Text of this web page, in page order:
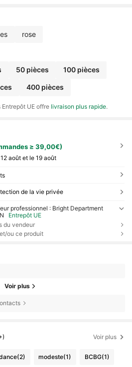
rose
50 pièces 100 pièces
400 pièces
UE offre livraison plus rapide.
≥ 39,00€)
août et le 19 août
de la vie privée
professionnel : Bright Department
Entrepôt UE
du vendeur
ou ce produit
Voir plus
Voir plus
(2) modeste(1) BCBG(1)